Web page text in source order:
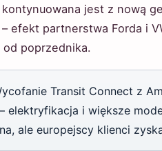
jest z nową
efekt partnerstwa Forda i
poprzednika.
Transit Connect z
elektryfikacja i większe
ale europejscy klienci